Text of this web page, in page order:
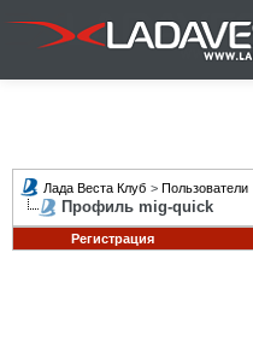
Лада Веста Клуб > Пользователи
Профиль mig-quick
Регистрация